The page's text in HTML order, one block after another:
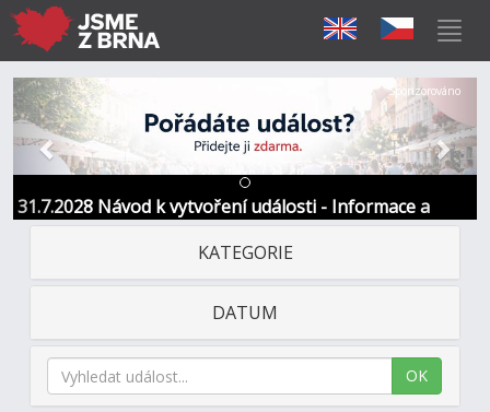
31.7.2028 Návod k vytvoření události - Informace a
kontakt
Předchozí Další
Sponzorováno
KATEGORIE
DATUM
OK